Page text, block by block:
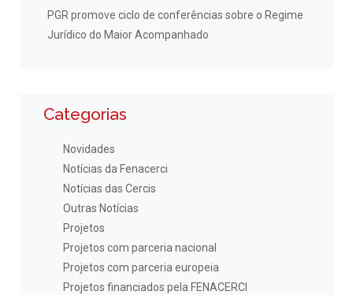
PGR promove ciclo de conferências sobre o Regime
Jurídico do Maior Acompanhado
Categorias
Novidades
Notícias da Fenacerci
Notícias das Cercis
Outras Notícias
Projetos
Projetos com parceria nacional
Projetos com parceria europeia
Projetos financiados pela FENACERCI